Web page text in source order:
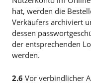
hat, werden die
Verkäufers archiviert
dessen
der entsprechenden
werden.
2.6 Vor verbindlicher